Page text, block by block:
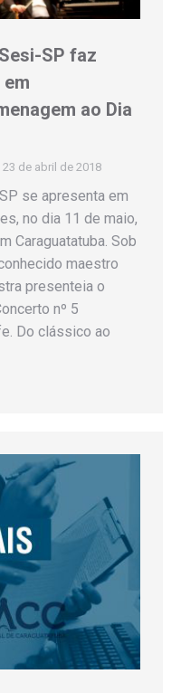
SP faz
ao Dia
23 de abril de 2018
se apresenta em
no dia 11 de maio,
Caraguatatuba. Sob
maestro
presenteia o
nº 5
Do clássico ao